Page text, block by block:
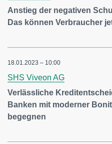
Anstieg der negativen
Das können Verbraucher
18.01.2023 – 10:00
SHS Viveon AG
Verlässliche
Banken mit moderner
begegnen